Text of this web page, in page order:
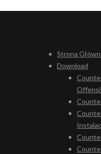
Strona
Download